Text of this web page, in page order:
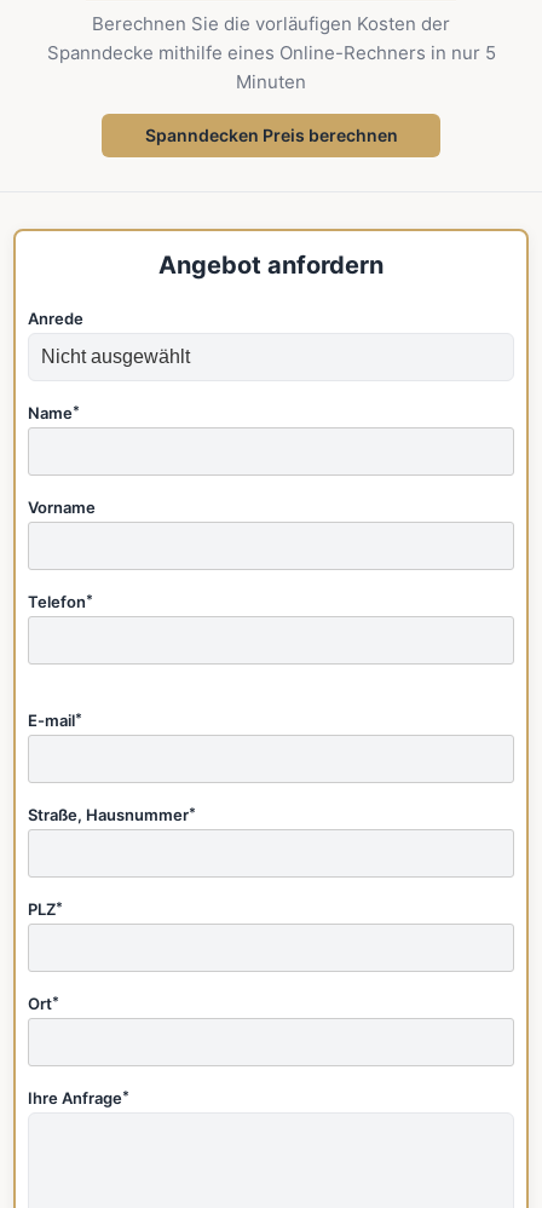
Berechnen Sie die vorläufigen Kosten der
Spanndecke mithilfe eines Online-Rechners in nur 5
Minuten
Spanndecken Preis berechnen
Angebot anfordern
Anrede
Name*
Vorname
Telefon*
E-mail*
Straße, Hausnummer*
PLZ*
Ort*
Ihre Anfrage*